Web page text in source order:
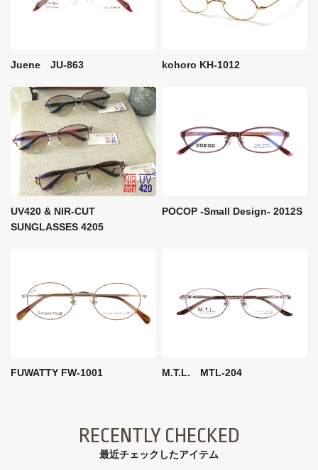
Juene JU-863 kohoro KH-1012
UV420 & NIR-CUT
SUNGLASSES 4205
POCOP -Small Design- 2012S
FUWATTY FW-1001 M.T.L. MTL-204
RECENTLY CHECKED
最近チェックしたアイテム